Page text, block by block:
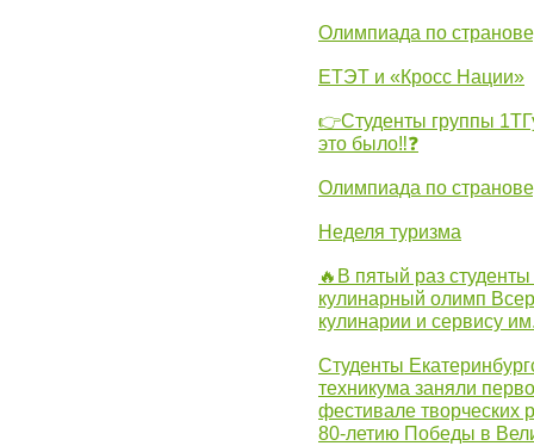
Олимпиада по
ЕТЭТ и «Кросс Нации»
👉Студенты группы
это было‼❓
Олимпиада по
Неделя туризма
🔥В пятый раз
кулинарный олимп
кулинарии и сервису
Студенты
техникума заняли
фестивале
80-летию Победы в